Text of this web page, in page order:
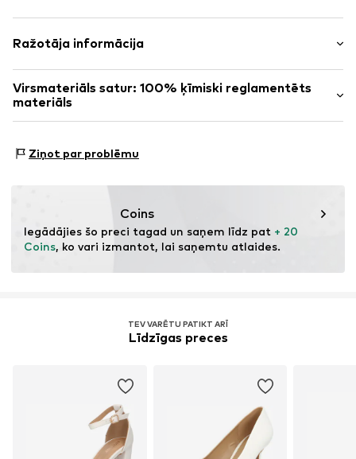
Izteikts papēdis
Gluds audums
Jostas aizdare
Virsmateriāls: Sintētika
Izcelsmes valsts: Ķīna
Ražotāja informācija
Domstrasse 10
20095 Hamburg
DE
Virsmateriāls satur: 100% ķīmiski reglamentēts
materiāls
revīziju
Šī prece satur materiālus, kas iegūti ražošanas procesos
Uzzināt vairāk
Ziņot par problēmu
Coins
Iegādājies šo preci tagad un saņem līdz pat + 20
Coins, ko vari izmantot, lai saņemtu atlaides.
TEV VARĒTU PATIKT ARĪ
Līdzīgas preces